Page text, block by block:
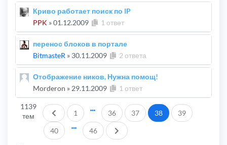
Криво работает поиск по IP
PPK »01.12.2009 1 ответ
перенос блоков в портале
BitmasteR » 30.11.2009 2 ответа
Отображение ников, Нужна помощ!
Morderon » 29.11.2009 1 ответ
1139
тем
Пред.
1 36 37 38 39
40 46 След.